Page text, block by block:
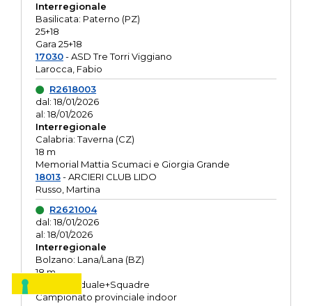
Interregionale
Basilicata: Paterno (PZ)
25+18
Gara 25+18
17030- ASD Tre Torri Viggiano
Larocca, Fabio
R2618003
dal: 18/01/2026
al: 18/01/2026
Interregionale
Calabria: Taverna (CZ)
18 m
Memorial Mattia Scumaci e Giorgia Grande
18013- ARCIERI CLUB LIDO
Russo, Martina
R2621004
dal: 18/01/2026
al: 18/01/2026
Interregionale
Bolzano: Lana/Lana (BZ)
18 m
O.R. Individuale+Squadre
Campionato provinciale indoor